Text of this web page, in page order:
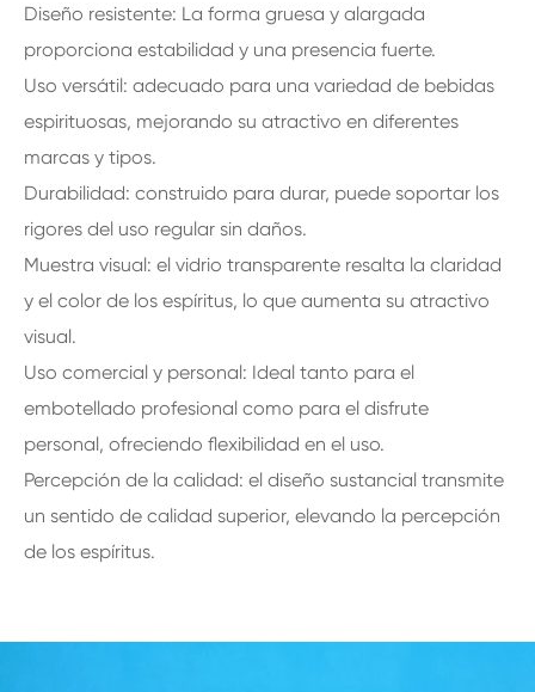
Diseño resistente: La forma gruesa y alargada
proporciona estabilidad y una presencia fuerte.
Uso versátil: adecuado para una variedad de bebidas
espirituosas, mejorando su atractivo en diferentes
marcas y tipos.
Durabilidad: construido para durar, puede soportar los
rigores del uso regular sin daños.
Muestra visual: el vidrio transparente resalta la claridad
y el color de los espíritus, lo que aumenta su atractivo
visual.
Uso comercial y personal: Ideal tanto para el
embotellado profesional como para el disfrute
personal, ofreciendo flexibilidad en el uso.
Percepción de la calidad: el diseño sustancial transmite
un sentido de calidad superior, elevando la percepción
de los espíritus.